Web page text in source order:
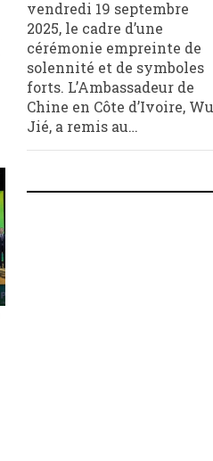
vendredi 19 septembre
2025, le cadre d’une
cérémonie empreinte de
solennité et de symboles
forts. L’Ambassadeur de
Chine en Côte d’Ivoire, Wu
Jié, a remis au…